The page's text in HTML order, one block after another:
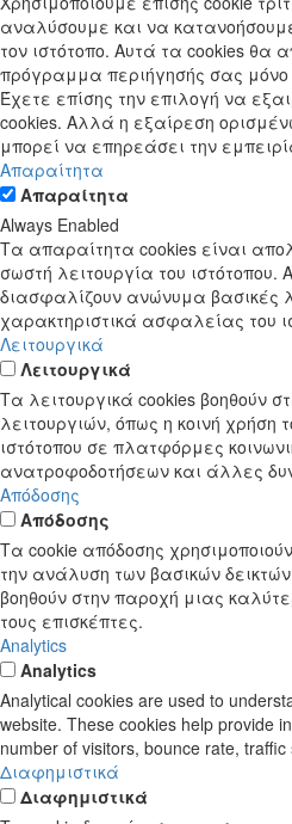
αναλύσουμε και να
τον ιστότοπο. Αυτά τα cookies θα
πρόγραμμα περιήγησής σας
Έχετε επίσης την επιλογή να
cookies. Αλλά η εξαίρεση
μπορεί να επηρεάσει την
Απαραίτητα
Απαραίτητα
Always Enabled
Τα απαραίτητα cookies είναι
σωστή λειτουργία του ιστότοπου.
διασφαλίζουν ανώνυμα βασικές
χαρακτηριστικά ασφαλείας του
Λειτουργικά
Λειτουργικά
Τα λειτουργικά cookies βοηθούν
λειτουργιών, όπως η κοινή χρήση
ιστότοπου σε πλατφόρμες
ανατροφοδοτήσεων και άλλες
Απόδοσης
Απόδοσης
Τα cookie απόδοσης
την ανάλυση των βασικών
βοηθούν στην παροχή μιας
τους επισκέπτες.
Analytics
Analytics
Analytical cookies are used to
website. These cookies help provide
number of visitors, bounce rate, traffic
Διαφημιστικά
Διαφημιστικά